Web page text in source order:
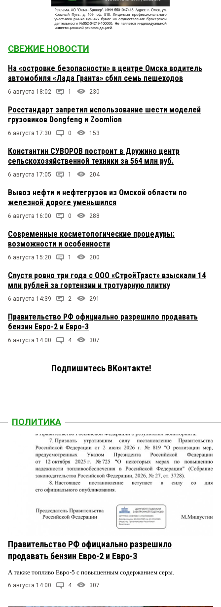
СВЕЖИЕ НОВОСТИ
На «островке безопасности» в центре Омска водитель
автомобиля «Лада Гранта» сбил семь пешеходов
6 августа 18:02 1 230
Росстандарт запретил использование шести моделей
грузовиков Dongfeng и Zoomlion
6 августа 17:30 0 153
Константин СУВОРОВ построит в Дружино центр
сельскохозяйственной техники за 564 млн руб.
6 августа 17:05 1 204
Вывоз нефти и нефтегрузов из Омской области по
железной дороге уменьшился
6 августа 16:00 0 288
Современные косметологические процедуры:
возможности и особенности
6 августа 15:20 1 200
Спустя ровно три года с ООО «СтройТраст» взыскали 14
млн рублей за гортензии и тротуарную плитку
6 августа 14:39 2 291
Правительство РФ официально разрешило продавать
бензин Евро-2 и Евро-3
6 августа 14:00 4 307
Подпишитесь ВКонтакте!
ПОЛИТИКА
Правительство РФ официально разрешило
продавать бензин Евро-2 и Евро-3
А также топливо Евро-5 с повышенным содержанием серы.
6 августа 14:00 4 307